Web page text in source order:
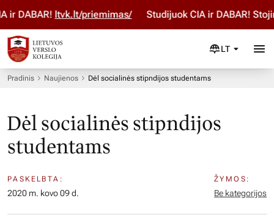
DABAR!ltvk.lt/priemimas/ Studijuok ČIA ir DABAR!
LT
Pradinis Naujienos Dėl socialinės stipndijos studentams
Dėl socialinės stipndijos
studentams
PASKELBTA:
2020 m. kovo 09 d.
ŽYMOS:
Be kategorijos